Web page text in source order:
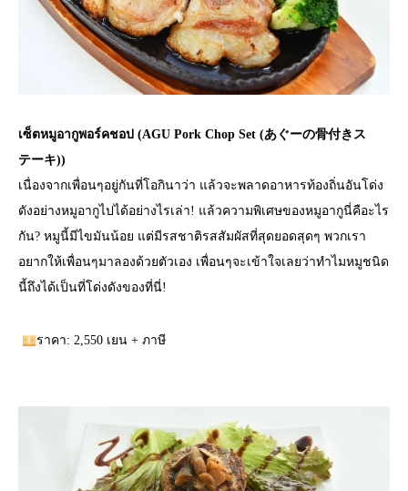
เซ็ตหมูอากูพอร์คชอป (AGU Pork Chop Set (あぐーの骨付きス
テーキ))
เนื่องจากเพื่อนๆอยู่กันที่โอกินาว่า แล้วจะพลาดอาหารท้องถิ่นอันโด่ง
ดังอย่างหมูอากูไปได้อย่างไรเล่า! แล้วความพิเศษของหมูอากูนี่คือะไร
กัน? หมูนี้มีไขมันน้อย แต่มีรสชาติรสสัมผัสที่สุดยอดสุดๆ พวกเรา
อยากให้เพื่อนๆมาลองด้วยตัวเอง เพื่อนๆจะเข้าใจเลยว่าทำไมหมูชนิด
นี้ถึงได้เป็นที่โด่งดังของที่นี่!
ราคา: 2,550 เยน + ภาษี